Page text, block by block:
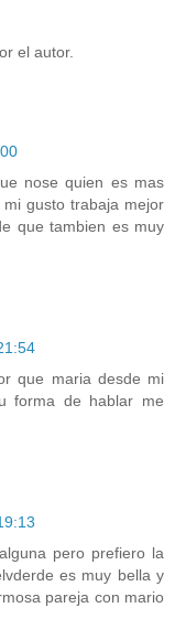
el autor.
nose quien es mas
gusto trabaja mejor
que tambien es muy
que maria desde mi
forma de hablar me
pero prefiero la
es muy bella y
pareja con mario